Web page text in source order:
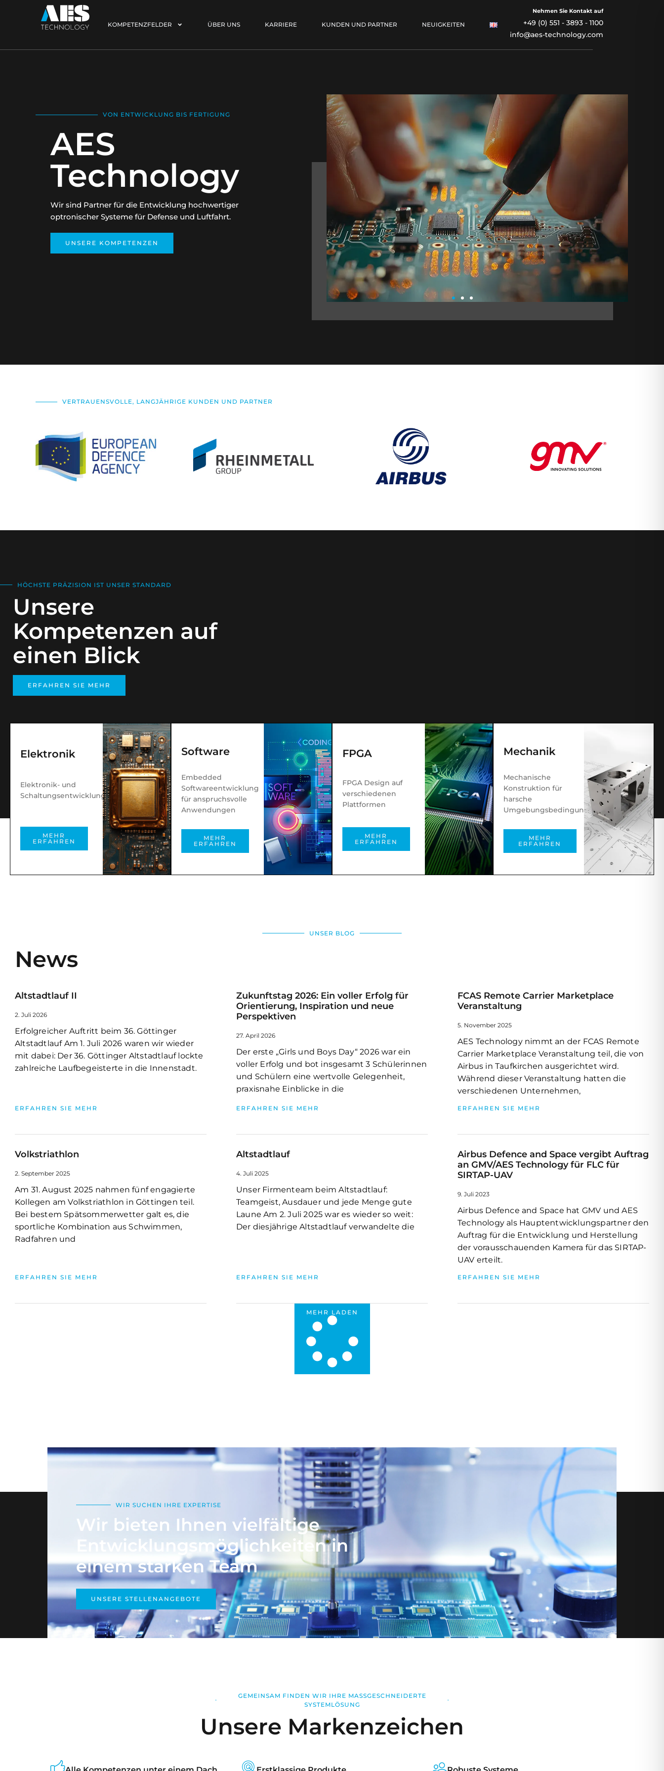
KOMPETENZFELDER ÜBER UNS KARRIERE KUNDEN UND PARTNER NEUIGKEITEN
Nehmen Sie Kontakt auf
+49 (0) 551 - 3893 - 1100
info@aes-technology.com
VON ENTWICKLUNG BIS FERTIGUNG
AES
Technology
Wir sind Partner für die Entwicklung hochwertiger
optronischer Systeme für Defense und Luftfahrt.
UNSERE KOMPETENZEN
VERTRAUENSVOLLE, LANGJÄHRIGE KUNDEN UND PARTNER
HÖCHSTE PRÄZISION IST UNSER STANDARD
Unsere
Kompetenzen auf
einen Blick
ERFAHREN SIE MEHR
Elektronik
Elektronik- und
Schaltungsentwicklung
MEHR
ERFAHREN
Software
Embedded
Softwareentwicklung
für anspruchsvolle
Anwendungen
MEHR
ERFAHREN
FPGA
FPGA Design auf
verschiedenen
Plattformen
MEHR
ERFAHREN
Mechanik
Mechanische
Konstruktion für
harsche
Umgebungsbedingungen
MEHR
ERFAHREN
UNSER BLOG
News
Altstadtlauf II
2. Juli 2026
Erfolgreicher Auftritt beim 36. Göttinger
Altstadtlauf Am 1. Juli 2026 waren wir wieder
mit dabei: Der 36. Göttinger Altstadtlauf lockte
zahlreiche Laufbegeisterte in die Innenstadt.
ERFAHREN SIE MEHR
Zukunftstag 2026: Ein voller Erfolg für
Orientierung, Inspiration und neue
Perspektiven
27. April 2026
Der erste „Girls und Boys Day“ 2026 war ein
voller Erfolg und bot insgesamt 3 Schülerinnen
und Schülern eine wertvolle Gelegenheit,
praxisnahe Einblicke in die
ERFAHREN SIE MEHR
FCAS Remote Carrier Marketplace
Veranstaltung
5. November 2025
AES Technology nimmt an der FCAS Remote
Carrier Marketplace Veranstaltung teil, die von
Airbus in Taufkirchen ausgerichtet wird.
Während dieser Veranstaltung hatten die
verschiedenen Unternehmen,
ERFAHREN SIE MEHR
Volkstriathlon
2. September 2025
Am 31. August 2025 nahmen fünf engagierte
Kollegen am Volkstriathlon in Göttingen teil.
Bei bestem Spätsommerwetter galt es, die
sportliche Kombination aus Schwimmen,
Radfahren und
ERFAHREN SIE MEHR
Altstadtlauf
4. Juli 2025
Unser Firmenteam beim Altstadtlauf:
Teamgeist, Ausdauer und jede Menge gute
Laune Am 2. Juli 2025 war es wieder so weit:
Der diesjährige Altstadtlauf verwandelte die
ERFAHREN SIE MEHR
Airbus Defence and Space vergibt Auftrag
an GMV/AES Technology für FLC für
SIRTAP-UAV
9. Juli 2023
Airbus Defence and Space hat GMV und AES
Technology als Hauptentwicklungspartner den
Auftrag für die Entwicklung und Herstellung
der vorausschauenden Kamera für das SIRTAP-
UAV erteilt.
ERFAHREN SIE MEHR
MEHR LADEN
WIR SUCHEN IHRE EXPERTISE
Wir bieten Ihnen vielfältige
Entwicklungsmöglichkeiten in
einem starken Team
UNSERE STELLENANGEBOTE
GEMEINSAM FINDEN WIR IHRE MASSGESCHNEIDERTE S
YSTEMLÖSUNG
Unsere Markenzeichen